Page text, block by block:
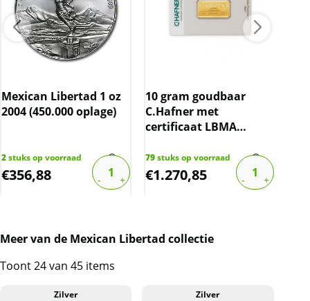
Mexican Libertad 1 oz
2004 (450.000 oplage)
2stuks op voorraad
€356,88
10 gram goudbaar
C.Hafner met
certificaat LBMA
79stuks op voorraad
€1.270,85
Meer van de Mexican Libertad collectie
Toont 24 van 45 items
Zilver Zilver